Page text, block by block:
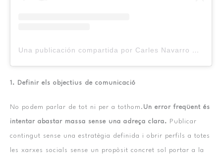
Una publicación compartida por Carles Navarro Ortodoncia (@drcarlesnavarro)
1. Definir els objectius de comunicació
No podem parlar de tot ni per a tothom. Un error freqüent és
intentar abastar massa sense una adreça clara. Publicar
contingut sense una estratègia definida i obrir perfils a totes
les xarxes socials sense un propòsit concret sol portar a la